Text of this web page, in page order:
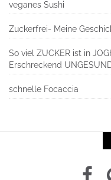
veganes Sushi
Zuckerfrei- Meine
So viel ZUCKER ist in
Erschreckend
schnelle Focaccia